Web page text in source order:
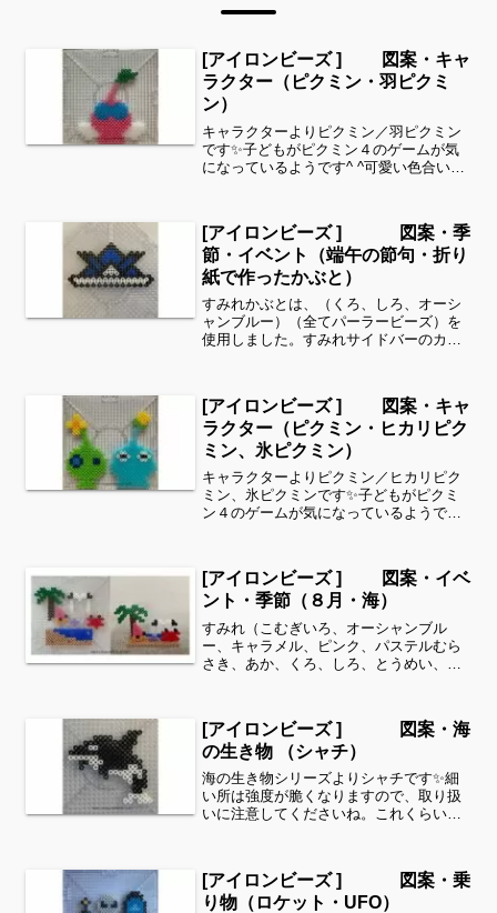
[アイロンビーズ ] 図案・キャ
ラクター（ピクミン・羽ピクミ
ン）
キャラクターよりピクミン／羽ピクミン
です✨子どもがピクミン４のゲームが気
になっているようです^ ^可愛い色合いで
取り扱いに注意してくださいね。これく
らいのサイズは子ど...
[アイロンビーズ ] 図案・季
節・イベント（端午の節句・折り
紙で作ったかぶと）
すみれかぶとは、（くろ、しろ、オーシ
ャンブルー）（全てパーラービーズ）を
使用しました。すみれサイドバーのカテ
りましたら、他の図案もぜひ覗いてみて
ください^ ^お好みの色...
[アイロンビーズ ] 図案・キャ
ラクター（ピクミン・ヒカリピク
ミン、氷ピクミン）
キャラクターよりピクミン／ヒカリピク
ミン、氷ピクミンです✨子どもがピクミ
ン４のゲームが気になっているようです^
なりますので、取り扱いに注意してくだ
さいね。これくら...
[アイロンビーズ ] 図案・イベ
ント・季節（８月・海）
すみれ（こむぎいろ、オーシャンブル
ー、キャラメル、ピンク、パステルむら
さき、あか、くろ、しろ、とうめい、こ
カテゴリー欄より、花・虫などシリーズ
別に図案を見ることができま...
[アイロンビーズ ] 図案・海
の生き物 （シャチ）
海の生き物シリーズよりシャチです✨細
い所は強度が脆くなりますので、取り扱
いに注意してくださいね。これくらいの
は、ある程度の形を先に作ってあげて、
「○色だけ埋めてみてね」等...
[アイロンビーズ ] 図案・乗
り物（ロケット・UFO）